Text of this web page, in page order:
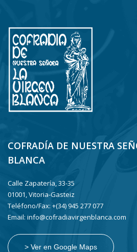
COFRADÍA DE NUESTRA
BLANCA
Calle Zapatería, 33-35
01001, Vitoria-Gasteiz
Teléfono/Fax: +(34) 945 277 077
Email: info@cofradiavirgenblanca.com
> Ver en Google Maps